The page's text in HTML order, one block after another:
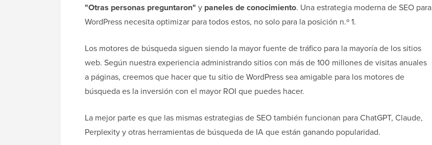
"Otras personas preguntaron" y paneles de conocimiento. Una estrategia moderna de SEO para
WordPress necesita optimizar para todos estos, no solo para la posición n.º 1.
Los motores de búsqueda siguen siendo la mayor fuente de tráfico para la mayoría de los sitios
web. Según nuestra experiencia administrando sitios con más de 100 millones de visitas anuales
a páginas, creemos que hacer que tu sitio de WordPress sea amigable para los motores de
búsqueda es la inversión con el mayor ROI que puedes hacer.
La mejor parte es que las mismas estrategias de SEO también funcionan para ChatGPT, Claude,
Perplexity y otras herramientas de búsqueda de IA que están ganando popularidad.